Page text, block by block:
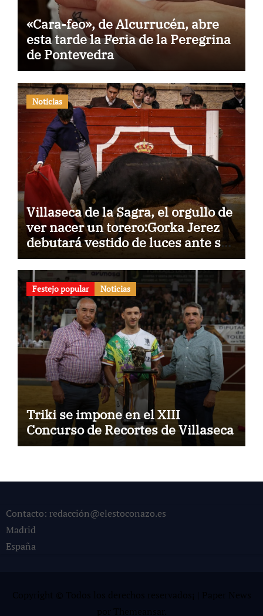
«Cara-feo», de Alcurrucén, abre
esta tarde la Feria de la Peregrina
de Pontevedra
Noticias
Villaseca de la Sagra, el orgullo de
ver nacer un torero:Gorka Jerez
debutará vestido de luces ante su
pueblo
Festejo popular Noticias
Triki se impone en el XIII
Concurso de Recortes de Villaseca
Contacto: redacción@elestoconazo.es
Madrid
España